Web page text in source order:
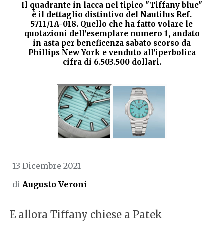
Il quadrante in lacca nel tipico "Tiffany blue"
è il dettaglio distintivo del Nautilus Ref.
5711/1A-018. Quello che ha fatto volare le
quotazioni dell'esemplare numero 1, andato
in asta per beneficenza sabato scorso da
Phillips New York e venduto all'iperbolica
cifra di 6.503.500 dollari.
13 Dicembre 2021
di Augusto Veroni
E allora Tiffany chiese a Patek